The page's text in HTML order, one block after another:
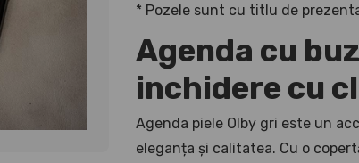
* Pozele sunt cu titlu de
Agenda cu
inchidere cu
Agenda piele Olby gri este un
eleganța și calitatea. Cu o